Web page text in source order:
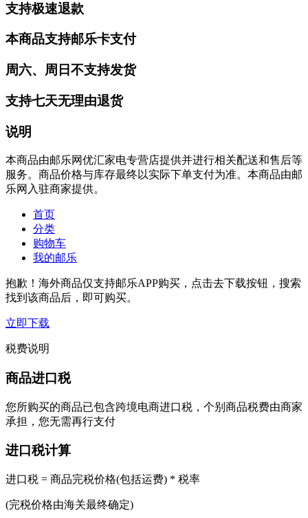
支持极速退款
本商品支持邮乐卡支付
周六、周日不支持发货
支持七天无理由退货
说明
本商品由邮乐网优汇家电专营店提供并进行相关配送和售后等
服务。商品价格与库存最终以实际下单支付为准。本商品由邮
乐网入驻商家提供。
首页
分类
购物车
我的邮乐
抱歉！海外商品仅支持邮乐APP购买，点击去下载按钮，搜索
找到该商品后，即可购买。
立即下载
税费说明
商品进口税
您所购买的商品已包含跨境电商进口税，个别商品税费由商家
承担，您无需再行支付
进口税计算
进口税 = 商品完税价格(包括运费) * 税率
(完税价格由海关最终确定)